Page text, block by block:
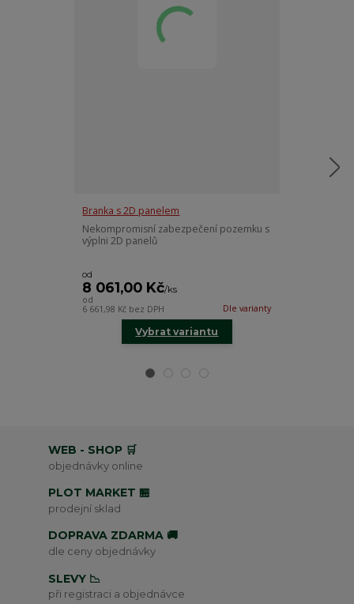
WEB - SHOP 🛒
objednávky online
PLOT MARKET 🏪
prodejní sklad
DOPRAVA ZDARMA 🚚
dle ceny objednávky
SLEVY 📉
při registraci a objednávce
Branka s 2D panelem
Nekompromisní zabezpečení pozemku s
výplni 2D panelů
od
8 061,00 Kč/ks
od
6 661,98 Kč bez DPH Dle varianty
Vybrat variantu